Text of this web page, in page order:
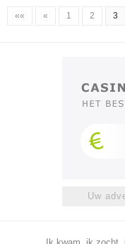
«« « 1 2 3
Uw